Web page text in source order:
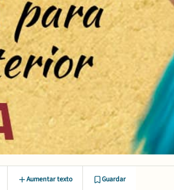
Aumentar texto Guardar